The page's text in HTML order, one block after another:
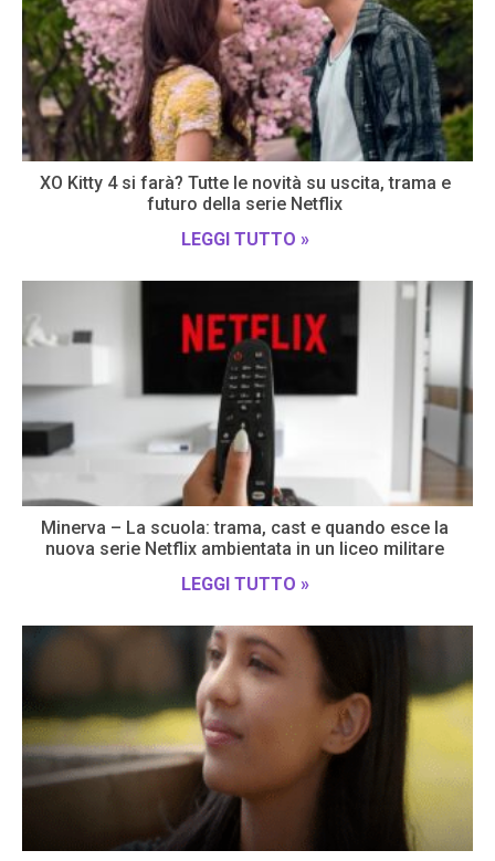
XO Kitty 4 si farà? Tutte le novità su uscita, trama e
futuro della serie Netflix
LEGGI TUTTO »
Minerva – La scuola: trama, cast e quando esce la
nuova serie Netflix ambientata in un liceo militare
LEGGI TUTTO »